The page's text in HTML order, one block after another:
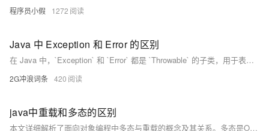
程序员小假 1272
Java 中 Exception 和 Error 的区别
在 Java 中，`Exception` 和 `Error` 都是 `Throwable` 的子类，用于表示程序运行时的异常情况。`Exception` 表示可被捕获和处理的异常，分为受检异常（Checked）和非受检异常（Unchecked），通常用于程序级别的错误处理。而 `Error` 表示严重的系统级问题，如内存不足或 JVM 错误，一般不建议捕获和处理。编写程序时应重点关注 `Exception` 的处理，确保程序稳定性。
2G冲浪词条 420
java中重载和多态的区别
本文详细解析了面向对象编程中多态与重载的概念及其关系。多态是OOP的核心，分为编译时多态（静态多态）和运行时多态（动态多态）。编译时多态主要通过方法重载和运算符重载实现，如Java中的同名方法因参数不同而区分；运行时多态则依赖继承和方法重写，通过父类引用调用子类方法实现。重载是多态的一种形式，专注于方法签名的多样性，提升代码可读性。两者结合增强了程序灵活性与扩展性，帮助开发者更好地实现代码复用。